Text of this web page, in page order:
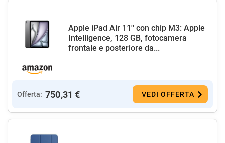
Apple iPad Air 11'' con chip M3: Apple
Intelligence, 128 GB, fotocamera
frontale e posteriore da...
Offerta: 750,31 € VEDI OFFERTA